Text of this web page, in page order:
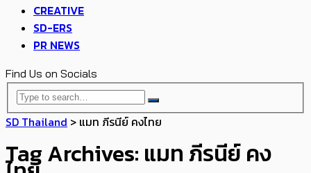
CREATIVE
SD-ERS
PR NEWS
Find Us on Socials
SD Thailand > แมท ภีรนีย์ คงไทย
Tag Archives: แมท ภีรนีย์ คง